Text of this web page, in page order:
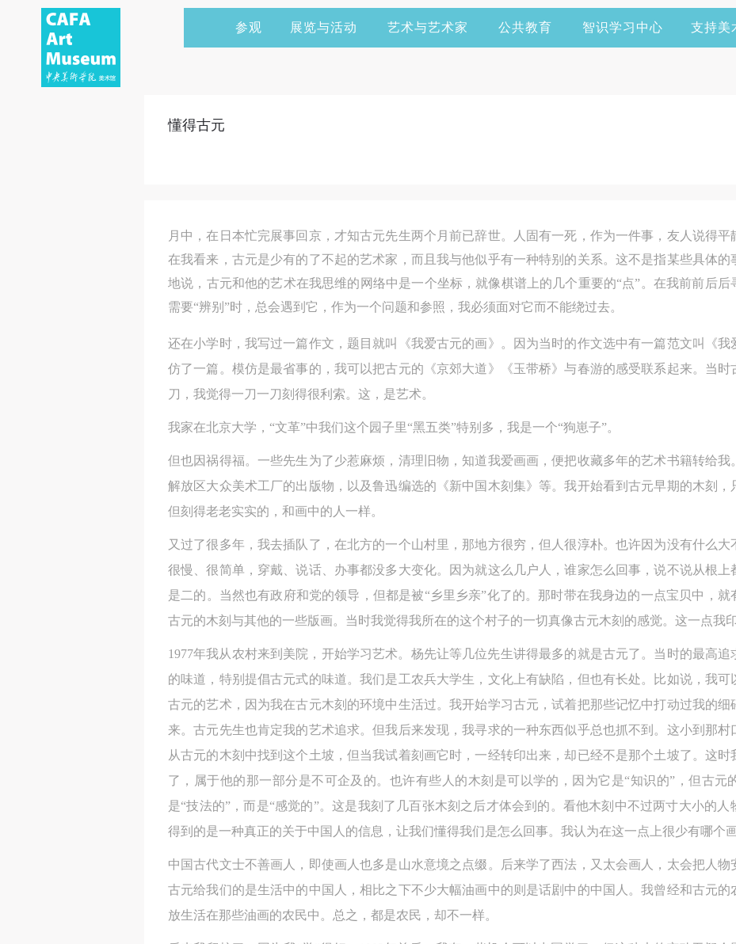
参观 展览与活动 艺术与艺术家 公共教育 智识学习中心 支持美
举办活动
懂得古元
月中，在日本忙完展事回京，才知古元先生两个月前已辞世。人固有一死，作为一件事，友人说得
在我看来，古元是少有的了不起的艺术家，而且我与他似乎有一种特别的关系。这不是指某些具体的
地说，古元和他的艺术在我思维的网络中是一个坐标，就像棋谱上的几个重要的“点”。在我前前后
需要“辨别”时，总会遇到它，作为一个问题和参照，我必须面对它而不能绕过去。
还在小学时，我写过一篇作文，题目就叫《我爱古元的画》。因为当时的作文选中有一篇范文叫《
仿了一篇。模仿是最省事的，我可以把古元的《京郊大道》《玉带桥》与春游的感受联系起来。当时
刀，我觉得一刀一刀刻得很利索。这，是艺术。
我家在北京大学，“文革”中我们这个园子里“黑五类”特别多，我是一个“狗崽子”。
但也因祸得福。一些先生为了少惹麻烦，清理旧物，知道我爱画画，便把收藏多年的艺术书籍转给
解放区大众美术工厂的出版物，以及鲁迅编选的《新中国木刻集》等。我开始看到古元早期的木刻，
但刻得老老实实的，和画中的人一样。
又过了很多年，我去插队了，在北方的一个山村里，那地方很穷，但人很淳朴。也许因为没有什么
很慢、很简单，穿戴、说话、办事都没多大变化。因为就这么几户人，谁家怎么回事，说不说从根上
是二的。当然也有政府和党的领导，但都是被“乡里乡亲”化了的。那时带在我身边的一点宝贝中，
古元的木刻与其他的一些版画。当时我觉得我所在的这个村子的一切真像古元木刻的感觉。这一点我印
1977年我从农村来到美院，开始学习艺术。杨先让等几位先生讲得最多的就是古元了。当时的最高
的味道，特别提倡古元式的味道。我们是工农兵大学生，文化上有缺陷，但也有长处。比如说，我
古元的艺术，因为我在古元木刻的环境中生活过。我开始学习古元，试着把那些记忆中打动过我的细
来。古元先生也肯定我的艺术追求。但我后来发现，我寻求的一种东西似乎总也抓不到。这小到那村
从古元的木刻中找到这个土坡，但当我试着刻画它时，一经转印出来，却已经不是那个土坡了。这
了，属于他的那一部分是不可企及的。也许有些人的木刻是可以学的，因为它是“知识的”，但古元
是“技法的”，而是“感觉的”。这是我刻了几百张木刻之后才体会到的。看他木刻中不过两寸大小的人
得到的是一种真正的关于中国人的信息，让我们懂得我们是怎么回事。我认为在这一点上很少有哪个
中国古代文士不善画人，即使画人也多是山水意境之点缀。后来学了西法，又太会画人，太会把人
古元给我们的是生活中的中国人，相比之下不少大幅油画中的则是话剧中的中国人。我曾经和古元
放生活在那些油画的农民中。总之，都是农民，却不一样。